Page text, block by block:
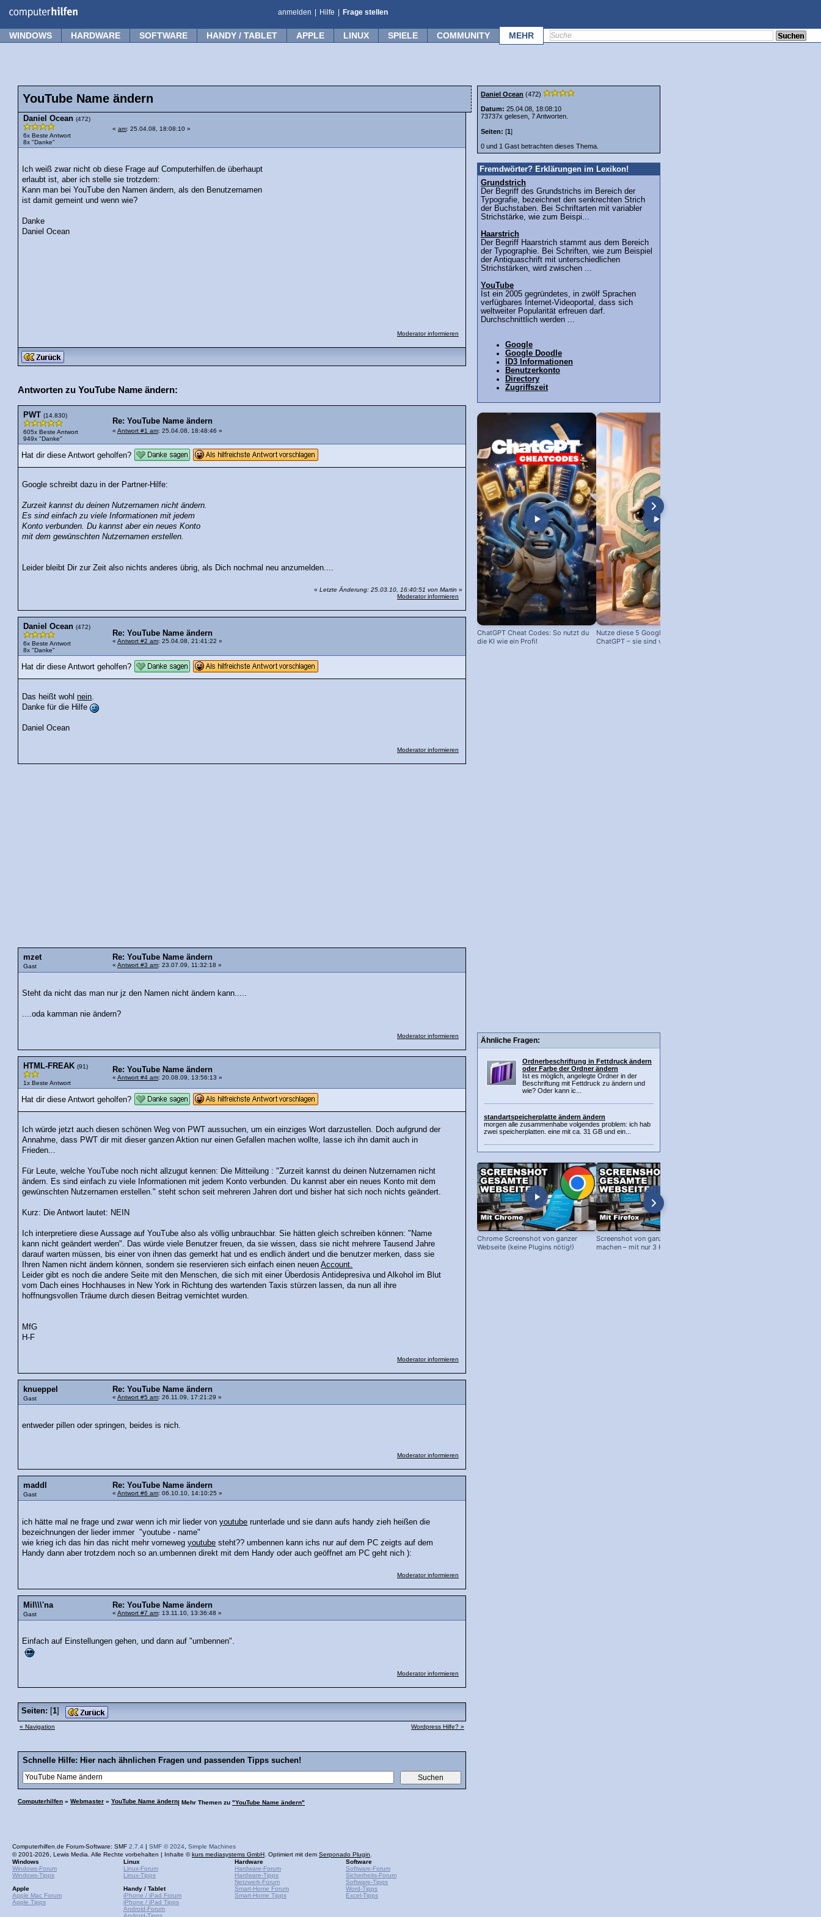
anmelden Hilfe Frage stellen
WINDOWS HARDWARE SOFTWARE HANDY / TABLET APPLE LINUX SPIELE COMMUNITY MEHR
YouTube Name ändern
Daniel Ocean (472)
6x Beste Antwort
8x "Danke"
« am: 25.04.08, 18:08:10 »
Ich weiß zwar nicht ob diese Frage auf Computerhilfen.de überhaupt
erlaubt ist, aber ich stelle sie trotzdem:
Kann man bei YouTube den Namen ändern, als den Benutzernamen
ist damit gemeint und wenn wie?
Danke
Daniel Ocean
Moderator informieren
Antworten zu YouTube Name ändern:
PWT (14.830)
605x Beste Antwort
949x "Danke"
Re: YouTube Name ändern
« Antwort #1 am: 25.04.08, 18:48:46 »
Hat dir diese Antwort geholfen?
Google schreibt dazu in der Partner-Hilfe:
Zurzeit kannst du deinen Nutzernamen nicht ändern.
Es sind einfach zu viele Informationen mit jedem
Konto verbunden. Du kannst aber ein neues Konto
mit dem gewünschten Nutzernamen erstellen.
Leider bleibt Dir zur Zeit also nichts anderes übrig, als Dich nochmal neu anzumelden....
« Letzte Änderung: 25.03.10, 16:40:51 von Martin »
Moderator informieren
Daniel Ocean (472)
6x Beste Antwort
8x "Danke"
Re: YouTube Name ändern
« Antwort #2 am: 25.04.08, 21:41:22 »
Hat dir diese Antwort geholfen?
Das heißt wohlnein
Danke für die Hilfe
Daniel Ocean
Moderator informieren
mzet
Gast
Re: YouTube Name ändern
« Antwort #3 am: 23.07.09, 11:32:18 »
Steht da nicht das man nur jz den Namen nicht ändern kann.....
....oda kamman nie ändern?
Moderator informieren
HTML-FREAK (91)
1x Beste Antwort
Re: YouTube Name ändern
« Antwort #4 am: 20.08.09, 13:56:13 »
Hat dir diese Antwort geholfen?
Ich würde jetzt auch diesen schönen Weg von PWT aussuchen, um ein einziges Wort darzustellen. Doch aufgrund der
Annahme, dass PWT dir mit dieser ganzen Aktion nur einen Gefallen machen wollte, lasse ich ihn damit auch in
Frieden...
Für Leute, welche YouTube noch nicht allzugut kennen: Die Mitteilung : "Zurzeit kannst du deinen Nutzernamen nicht
ändern. Es sind einfach zu viele Informationen mit jedem Konto verbunden. Du kannst aber ein neues Konto mit dem
gewünschten Nutzernamen erstellen." steht schon seit mehreren Jahren dort und bisher hat sich noch nichts geändert.
Kurz: Die Antwort lautet: NEIN
Ich interpretiere diese Aussage auf YouTube also als völlig unbrauchbar. Sie hätten gleich schreiben können: "Name
kann nicht geändert werden". Das würde viele Benutzer freuen, da sie wissen, dass sie nicht mehrere Tausend Jahre
darauf warten müssen, bis einer von ihnen das gemerkt hat und es endlich ändert und die benutzer merken, dass sie
Ihren Namen nicht ändern können, sondern sie reservieren sich einfach einen neuenAccount.
Leider gibt es noch die andere Seite mit den Menschen, die sich mit einer Überdosis Antidepresiva und Alkohol im Blut
vom Dach eines Hochhauses in New York in Richtung des wartenden Taxis stürzen lassen, da nun all ihre
hoffnungsvollen Träume durch diesen Beitrag vernichtet wurden.
MfG
H-F
Moderator informieren
knueppel
Gast
Re: YouTube Name ändern
« Antwort #5 am: 26.11.09, 17:21:29 »
entweder pillen oder springen, beides is nich.
Moderator informieren
maddl
Gast
Re: YouTube Name ändern
« Antwort #6 am: 06.10.10, 14:10:25 »
ich hätte mal ne frage und zwar wenn ich mir lieder vonyoutube runterlade und sie dann aufs handy zieh heißen die
bezeichnungen der lieder immer "youtube - name"
wie krieg ich das hin das nicht mehr vornewegyoutube steht?? umbennen kann ichs nur auf dem PC zeigts auf dem
Handy dann aber trotzdem noch so an.umbennen direkt mit dem Handy oder auch geöffnet am PC geht nich ):
Moderator informieren
Mil\\\'na
Gast
Re: YouTube Name ändern
« Antwort #7 am: 13.11.10, 13:36:48 »
Einfach auf Einstellungen gehen, und dann auf "umbennen".
Moderator informieren
Seiten: [1]
« Navigation Wordpress Hilfe? »
Schnelle Hilfe: Hier nach ähnlichen Fragen und passenden Tipps suchen!
Computerhilfen » Webmaster » YouTube Name ändern| Mehr Themen zu "YouTube Name ändern"
Daniel Ocean (472)
Datum: 25.04.08, 18:08:10
73737x gelesen, 7 Antworten.
Seiten: [1]
0 und 1 Gast betrachten dieses Thema.
Fremdwörter? Erklärungen im Lexikon!
Grundstrich
Der Begriff des Grundstrichs im Bereich der
Typografie, bezeichnet den senkrechten Strich
der Buchstaben. Bei Schriftarten mit variabler
Strichstärke, wie zum Beispi...
Haarstrich
Der Begriff Haarstrich stammt aus dem Bereich
der Typographie. Bei Schriften, wie zum Beispiel
der Antiquaschrift mit unterschiedlichen
Strichstärken, wird zwischen ...
YouTube
Ist ein 2005 gegründetes, in zwölf Sprachen
verfügbares Internet-Videoportal, dass sich
weltweiter Popularität erfreuen darf.
Durchschnittlich werden ...
Google
Google Doodle
ID3 Informationen
Benutzerkonto
Directory
Zugriffszeit
ChatGPT Cheat Codes: So nutzt du
die KI wie ein Profi!
Nutze diese 5 Google Tools statt
ChatGPT – sie sind viel besser!
Ähnliche Fragen:
Ordnerbeschriftung in Fettdruck ändern
oder Farbe der Ordner ändern
Ist es möglich, angelegte Ordner in der
Beschriftung mit Fettdruck zu ändern und
wie? Oder kann ic...
standartspeicherplatte ändern ändern
morgen alle zusammenhabe volgendes problem: ich hab
zwei speicherplatten. eine mit ca. 31 GB und ein...
Chrome Screenshot von ganzer
Webseite (keine Plugins nötig!)
Screenshot von ganzer Webseite
machen – mit nur 3 Klicks!
Computerhilfen.de Forum-Software: SMF 2.7.4 | SMF © 2024 Simple Machines
© 2001-2026, Lewis Media. Alle Rechte vorbehalten | Inhalte ©kurs mediasystems GmbH . Optimiert mit dem Serponado Plugin
Windows
Windows-Forum
Windows-Tipps
Apple
Apple Mac Forum
Apple Tipps
Linux
Linux-Forum
Linux-Tipps
Handy / Tablet
iPhone / iPad Forum
iPhone / iPad Tipps
Android-Forum
Android-Tipps
Hardware
Hardware-Forum
Hardware-Tipps
Netzwerk-Forum
Smart-Home Forum
Smart-Home Tipps
Software
Software-Forum
Sicherheits-Forum
Software-Tipps
Word-Tipps
Excel-Tipps